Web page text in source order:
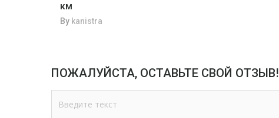
км
By kanistra
ПОЖАЛУЙСТА, ОСТАВЬТЕ СВОЙ ОТЗЫВ!